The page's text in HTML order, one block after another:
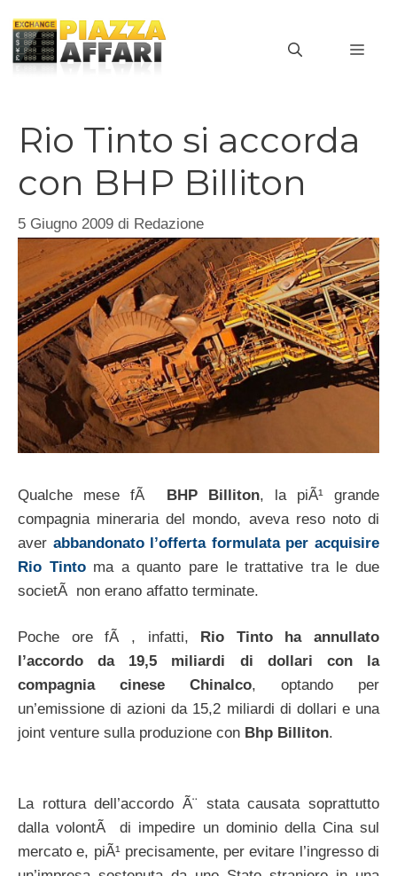
contenuto
Rio Tinto si accorda
con BHP Billiton
5 Giugno 2009 di Redazione
Qualche mese fÃ BHP Billiton, la piÃ¹ grande
compagnia mineraria del mondo, aveva reso noto di
aver abbandonato l’offerta formulata per acquisire
Rio Tintoma a quanto pare le trattative tra le due
societÃ non erano affatto terminate.
Poche ore fÃ , infatti,
Rio Tinto ha annullato
l’accordo da 19,5 miliardi di dollari con la
compagnia cinese Chinalco, optando per
un’emissione di azioni da 15,2 miliardi di dollari e una
joint venture sulla produzione con Bhp Billiton.
La rottura dell’accordo Ã¨ stata causata soprattutto
dalla volontÃ di impedire un dominio della Cina sul
mercato e, piÃ¹ precisamente, per evitare l’ingresso di